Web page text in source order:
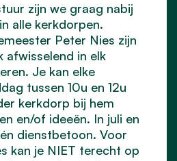
zijn we graag nabij
alle kerkdorpen.
Peter Nies zijn
afwisselend in elk
Je kan elke
tussen 10u en 12u
kerkdorp bij hem
en/of ideeën. In juli en
dienstbetoon. Voor
kan je NIET terecht op